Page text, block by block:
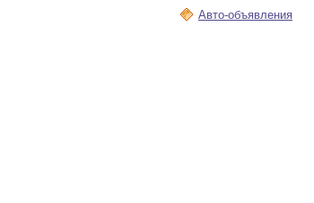
Авто-объявления